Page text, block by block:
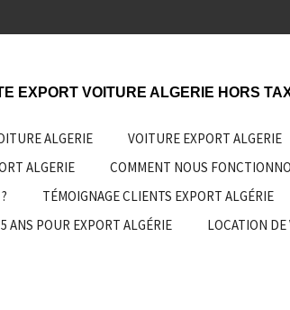
EXPORT VOITURE ALGERIE HORS
ALGERIE VOITURE EXPORT ALGERIE
ALGERIE
COMMENT NOUS
TÉMOIGNAGE CLIENTS EXPORT ALGÉRIE
ANS POUR EXPORT ALGÉRIE
LOCATION